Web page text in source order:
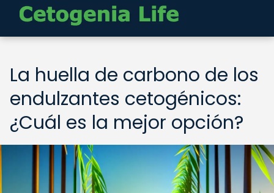
La huella de carbono de los
endulzantes cetogénicos:
¿Cuál es la mejor opción?